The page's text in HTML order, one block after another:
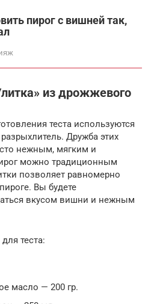
пирог с вишней так,
из дрожжевого
теста используются
Дружба этих
нежным, мягким и
можно традиционным
позволяет равномерно
Вы будете
вкусом вишни и нежным
теста:
масло — 200 гр.